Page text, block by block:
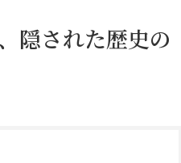
隠された歴史の